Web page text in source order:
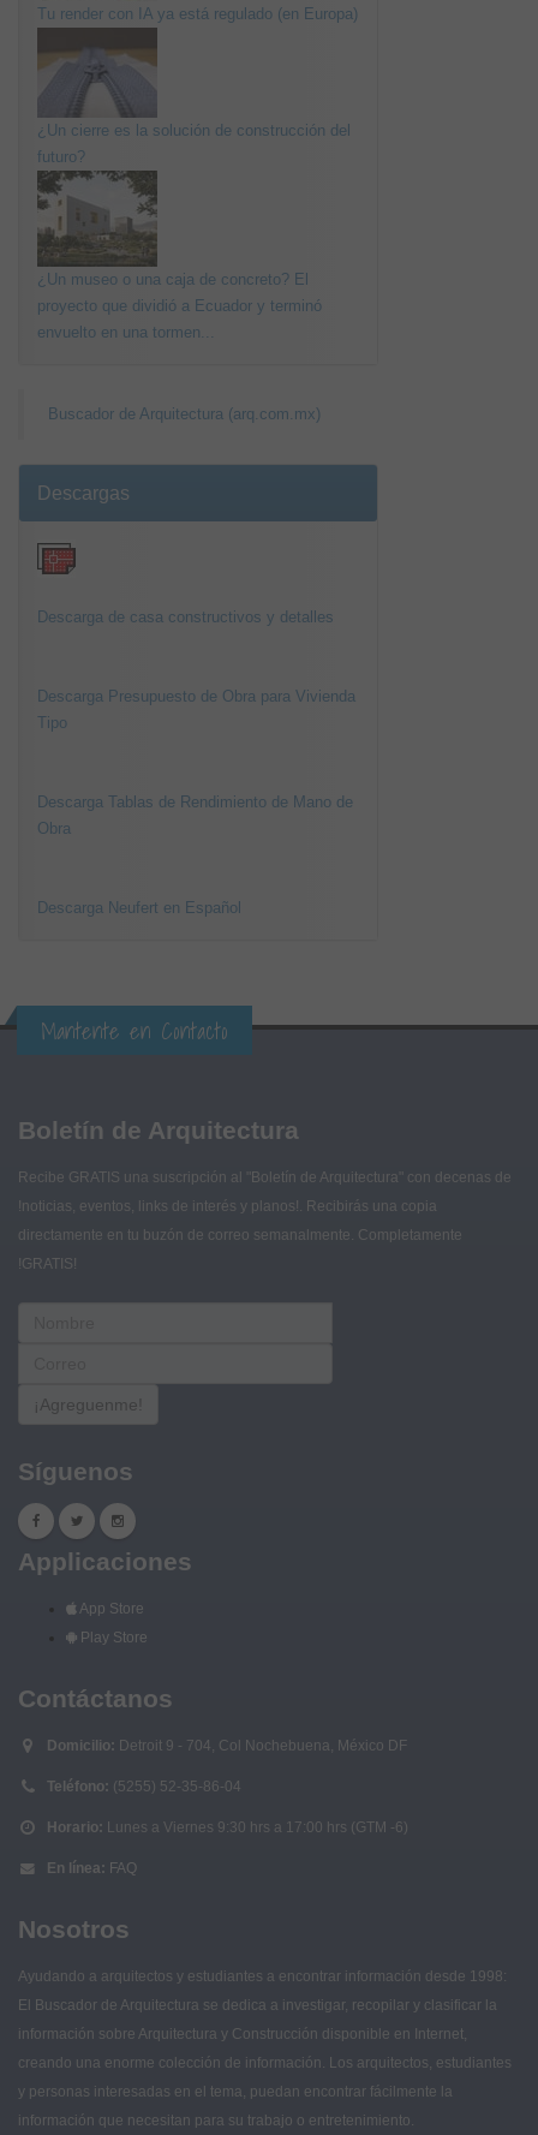
Tu render con IA ya está regulado (en Europa)
¿Un cierre es la solución de construcción del
futuro?
¿Un museo o una caja de concreto? El
proyecto que dividió a Ecuador y terminó
envuelto en una tormen...
Buscador de Arquitectura (arq.com.mx)
Descargas
Descarga de casa constructivos y detalles
Descarga Presupuesto de Obra para Vivienda
Tipo
Descarga Tablas de Rendimiento de Mano de
Obra
Descarga Neufert en Español
Mantente en Contacto
Boletín de Arquitectura
Recibe GRATIS una suscripción al "Boletín de Arquitectura" con decenas de
!noticias, eventos, links de interés y planos!. Recibirás una copia
directamente en tu buzón de correo semanalmente. Completamente
!GRATIS!
¡Agreguenme!
Síguenos
Applicaciones
App Store
Play Store
Contáctanos
Domicilio: Detroit 9 - 704, Col Nochebuena, México DF
Teléfono: (5255) 52-35-86-04
Horario: Lunes a Viernes 9:30 hrs a 17:00 hrs (GTM -6)
En línea: FAQ
Nosotros
Ayudando a arquitectos y estudiantes a encontrar información desde 1998:
El Buscador de Arquitectura se dedica a investigar, recopilar y clasificar la
información sobre Arquitectura y Construcción disponible en Internet,
creando una enorme colección de información. Los arquitectos, estudiantes
y personas interesadas en el tema, puedan encontrar fácilmente la
información que necesitan para su trabajo o entretenimiento.